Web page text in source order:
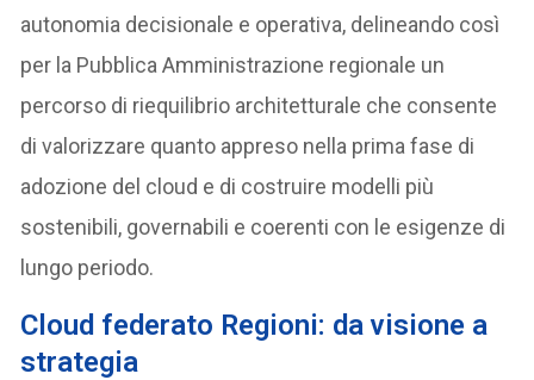
autonomia decisionale e operativa, delineando così
per la Pubblica Amministrazione regionale un
percorso di riequilibrio architetturale che consente
di valorizzare quanto appreso nella prima fase di
adozione del cloud e di costruire modelli più
sostenibili, governabili e coerenti con le esigenze di
lungo periodo.
Cloud federato Regioni: da visione a
strategia